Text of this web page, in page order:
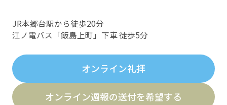
JR本郷台駅から徒歩20分
江ノ電バス「飯島上町」下車 徒歩5分
オンライン礼拝
オンライン週報の送付を希望する